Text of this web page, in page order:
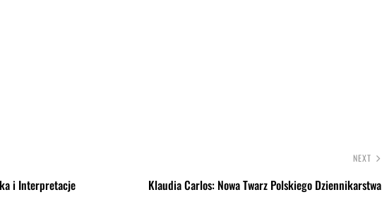
i Interpretacje
NEXT
Klaudia Carlos: Nowa Twarz Polskiego Dziennikarstwa